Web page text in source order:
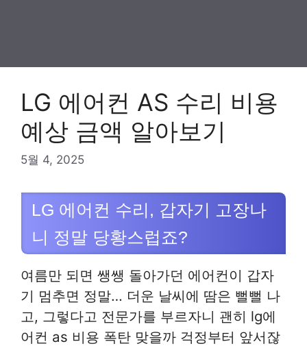
LG 에어컨 AS 수리 비용
예상 금액 알아보기
5월 4, 2025
LG 에어컨 수리, 갑자기 고장나
니 정말 당황스럽죠?
여름만 되면 쌩쌩 돌아가던 에어컨이 갑자
기 멈추면 정말… 더운 날씨에 땀은 뻘뻘 나
고, 그렇다고 전문가를 부르자니 괜히 lg에
어컨 as 비용 폭탄 맞을까 걱정부터 앞서잖